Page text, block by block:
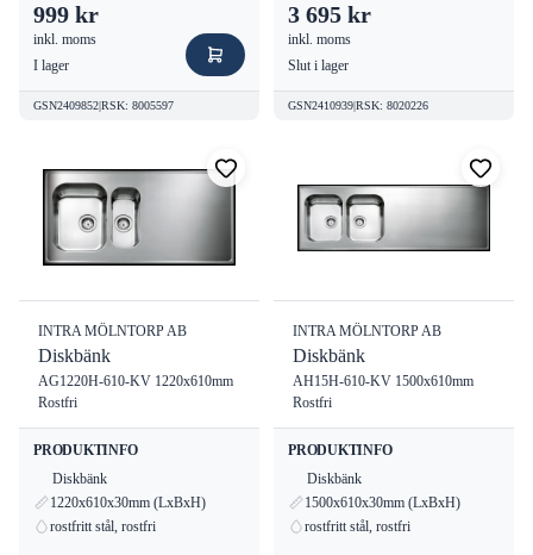
999 kr
inkl. moms
I lager
GSN2409852|RSK: 8005597
3 695 kr
inkl. moms
Slut i lager
GSN2410939|RSK: 8020226
INTRA MÖLNTORP AB
Diskbänk
AG1220H-610-KV 1220x610mm
Rostfri
PRODUKTINFO
Diskbänk
1220x610x30mm (LxBxH)
rostfritt stål, rostfri
INTRA MÖLNTORP AB
Diskbänk
AH15H-610-KV 1500x610mm
Rostfri
PRODUKTINFO
Diskbänk
1500x610x30mm (LxBxH)
rostfritt stål, rostfri